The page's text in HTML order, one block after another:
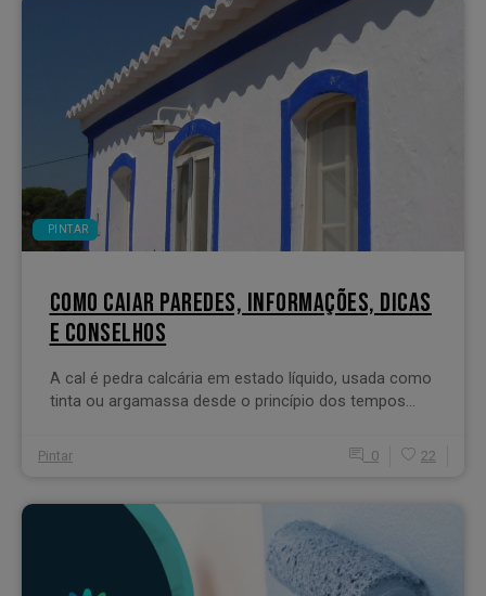
PINTAR
COMO CAIAR PAREDES, INFORMAÇÕES, DICAS
E CONSELHOS
A cal é pedra calcária em estado líquido, usada como
tinta ou argamassa desde o princípio dos tempos...
Pintar 0 22